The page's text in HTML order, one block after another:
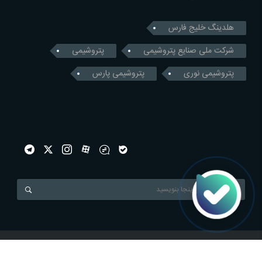
هلدینگ خلیج فارس
شرکت ملی صنایع پتروشیمی
پتروشیمی
پتروشیمی نوری
پتروشیمی پارس